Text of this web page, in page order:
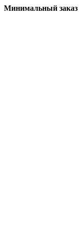
Минимальный заказ